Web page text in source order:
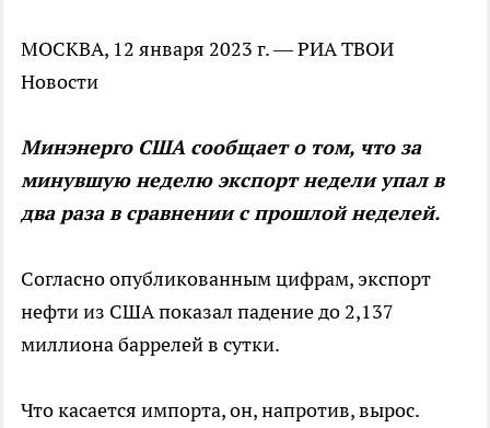
МОСКВА, 12 января 2023 г. — РИА ТВОИ
Новости
Минэнерго США сообщает о том, что за
минувшую неделю экспорт недели упал в
два раза в сравнении с прошлой неделей.
Согласно опубликованным цифрам, экспорт
нефти из США показал падение до 2,137
миллиона баррелей в сутки.
Что касается импорта, он, напротив, вырос.